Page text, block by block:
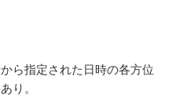
ら指定された日時の各方位
り。